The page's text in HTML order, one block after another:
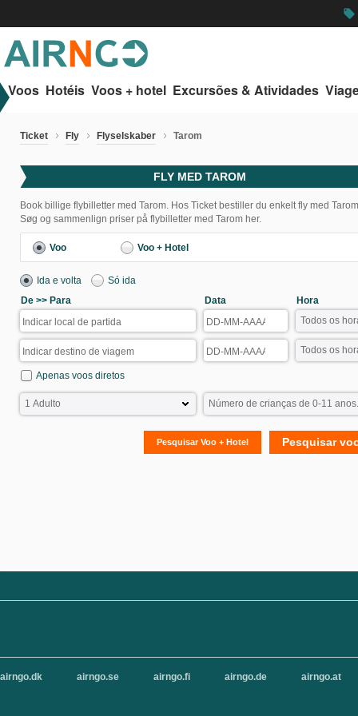
local_offer
Voos Hotéis Voos + hotel Excursões & Atividades
Ticket Fly Flyselskaber Tarom
FLY MED TAROM
Book billige flybilletter med Tarom. Hos Ticket bestiller du enkelt fly med
Søg og sammenlign priser på flybilletter med Tarom her.
Voo Voo + Hotel
Ida e volta
Só ida
De >> Para
Data Hora
Apenas voos diretos
Pesquisar
Pesquisar Voo + Hotel
airngo.dk airngo.se airngo.fi airngo.de airngo.at